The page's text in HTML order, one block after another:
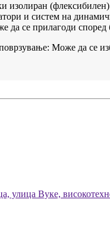
изолиран
и систем на
да се прилагоди според
Може да се
улица Вуке,